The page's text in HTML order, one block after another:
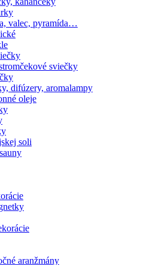
valec, pyramída…
sviečky
difúzery, aromalampy
oleje
soli
aranžmány